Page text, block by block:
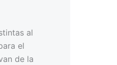
al
el
de la